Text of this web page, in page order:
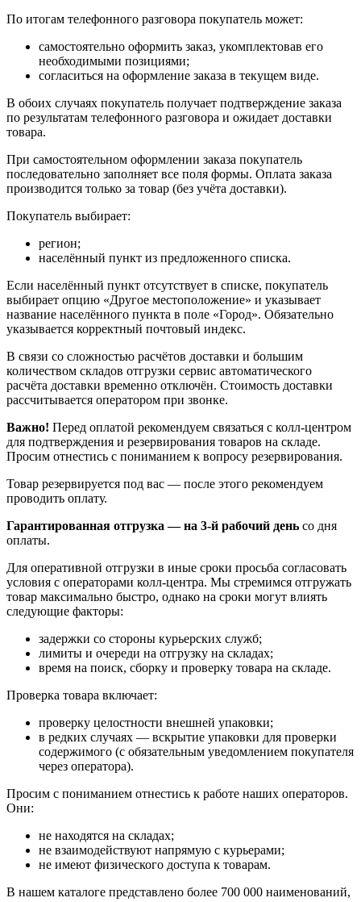
По итогам телефонного разговора покупатель может:
самостоятельно оформить заказ, укомплектовав его
необходимыми позициями;
согласиться на оформление заказа в текущем виде.
В обоих случаях покупатель получает подтверждение заказа
по результатам телефонного разговора и ожидает доставки
товара.
При самостоятельном оформлении заказа покупатель
последовательно заполняет все поля формы. Оплата заказа
производится только за товар (без учёта доставки).
Покупатель выбирает:
регион;
населённый пункт из предложенного списка.
Если населённый пункт отсутствует в списке, покупатель
выбирает опцию «Другое местоположение» и указывает
название населённого пункта в поле «Город». Обязательно
указывается корректный почтовый индекс.
В связи со сложностью расчётов доставки и большим
количеством складов отгрузки сервис автоматического
расчёта доставки временно отключён. Стоимость доставки
рассчитывается оператором при звонке.
Важно! Перед оплатой рекомендуем связаться с колл‑центром
для подтверждения и резервирования товаров на складе.
Просим отнестись с пониманием к вопросу резервирования.
Товар резервируется под вас — после этого рекомендуем
проводить оплату.
Гарантированная отгрузка — на 3‑й рабочий день со дня
оплаты.
Для оперативной отгрузки в иные сроки просьба согласовать
условия с операторами колл‑центра. Мы стремимся отгружать
товар максимально быстро, однако на сроки могут влиять
следующие факторы:
задержки со стороны курьерских служб;
лимиты и очереди на отгрузку на складах;
время на поиск, сборку и проверку товара на складе.
Проверка товара включает:
проверку целостности внешней упаковки;
в редких случаях — вскрытие упаковки для проверки
содержимого (с обязательным уведомлением покупателя
через оператора).
Просим с пониманием отнестись к работе наших операторов.
Они:
не находятся на складах;
не взаимодействуют напрямую с курьерами;
не имеют физического доступа к товарам.
В нашем каталоге представлено более 700 000 наименований,